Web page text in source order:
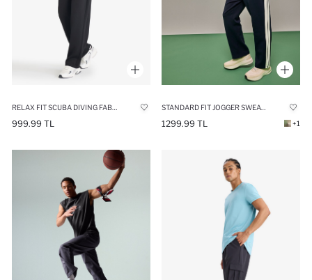
999.99 TL
STANDARD FIT JOGGER SWEATPANTS
1299.99 TL +1